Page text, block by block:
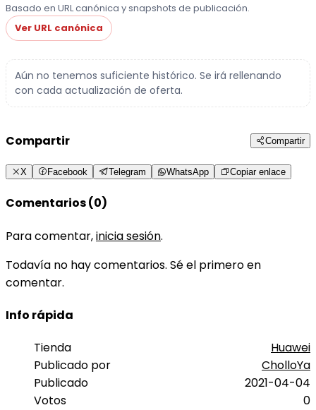
Basado en URL canónica y snapshots de publicación.
Ver URL canónica
Aún no tenemos suficiente histórico. Se irá rellenando
con cada actualización de oferta.
Compartir Compartir
X Facebook Telegram WhatsApp Copiar enlace
Comentarios (0)
Para comentar,inicia sesión.
Todavía no hay comentarios. Sé el primero en
comentar.
Info rápida
Tienda
Huawei
Publicado por
CholloYa
Publicado
2021-04-04
Votos
0